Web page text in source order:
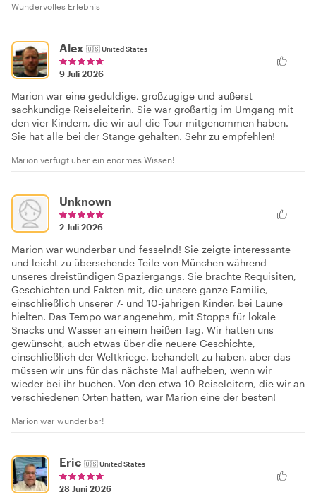
Wundervolles Erlebnis
Alex 🇺🇸United States
9 Juli 2026
Marion war eine geduldige, großzügige und äußerst
sachkundige Reiseleiterin. Sie war großartig im Umgang mit
den vier Kindern, die wir auf die Tour mitgenommen haben.
Sie hat alle bei der Stange gehalten. Sehr zu empfehlen!
Marion verfügt über ein enormes Wissen!
Unknown
2 Juli 2026
Marion war wunderbar und fesselnd! Sie zeigte interessante
und leicht zu übersehende Teile von München während
unseres dreistündigen Spaziergangs. Sie brachte Requisiten,
Geschichten und Fakten mit, die unsere ganze Familie,
einschließlich unserer 7- und 10-jährigen Kinder, bei Laune
hielten. Das Tempo war angenehm, mit Stopps für lokale
Snacks und Wasser an einem heißen Tag. Wir hätten uns
gewünscht, auch etwas über die neuere Geschichte,
einschließlich der Weltkriege, behandelt zu haben, aber das
müssen wir uns für das nächste Mal aufheben, wenn wir
wieder bei ihr buchen. Von den etwa 10 Reiseleitern, die wir an
verschiedenen Orten hatten, war Marion eine der besten!
Marion war wunderbar!
Eric 🇺🇸United States
28 Juni 2026